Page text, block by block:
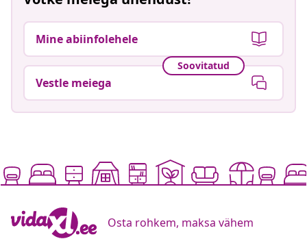
Mine abiinfolehele
Soovitatud
Vestle meiega
Osta rohkem, maksa vähem